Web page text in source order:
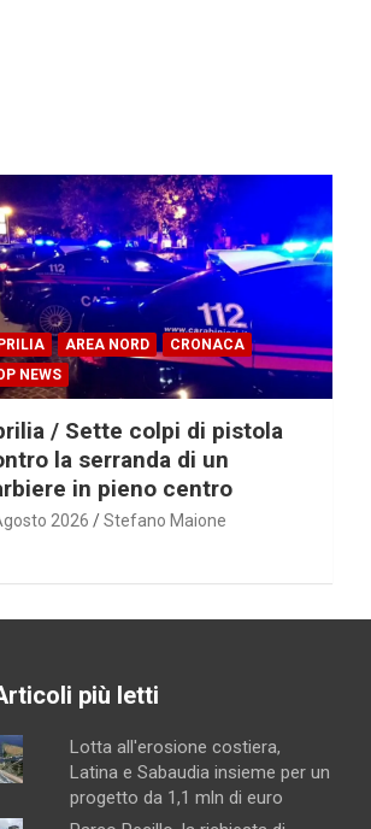
AREA NORD
CRONACA
NEWS
/ Sette colpi di pistola
la serranda di un
in pieno centro
2026 Stefano Maione
più letti
Lotta all'erosione costiera,
Latina e Sabaudia insieme per un
progetto da 1,1 mln di euro